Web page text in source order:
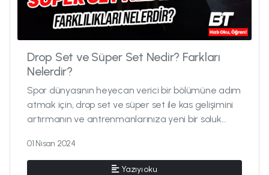
Drop Set ve Süper Set Nedir? Farkları
Nelerdir?
Spor dünyasının heyecan verici bir bölümüne adım
atmak için, drop set ve süper set ile kas gelişimini
artırmanın ve antrenmanlarınıza yeni bir soluk
01 Nisan 2024
Yazıyı oku